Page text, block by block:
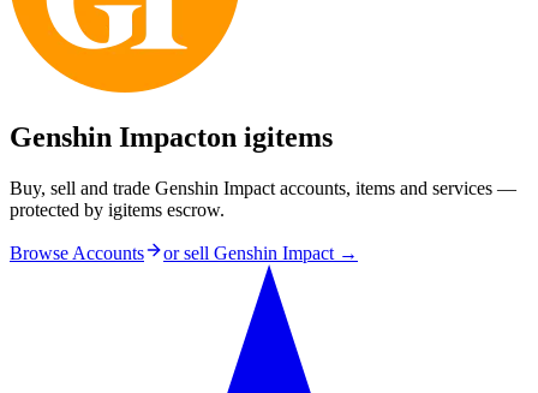
Genshin Impacton igitems
Buy, sell and trade Genshin Impact accounts, items and services —
protected by igitems escrow.
Browse Accounts or sell Genshin Impact →